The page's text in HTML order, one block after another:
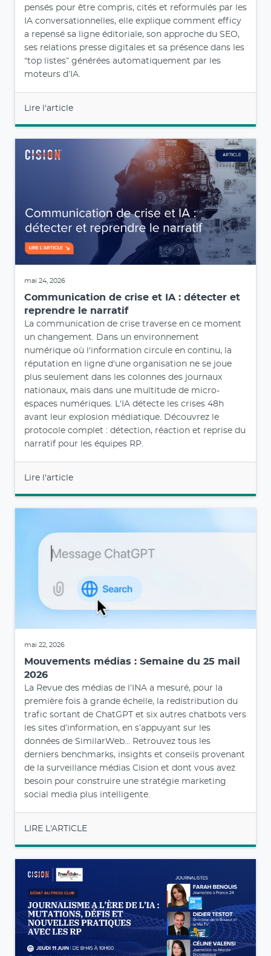
pensés pour être compris, cités et reformulés par les
IA conversationnelles, elle explique comment efficy
a repensé sa ligne éditoriale, son approche du SEO,
ses relations presse digitales et sa présence dans les
“top listes” générées automatiquement par les
moteurs d’IA.
Lire l'article
mai 24, 2026
Communication de crise et IA : détecter et
reprendre le narratif
La communication de crise traverse en ce moment
un changement. Dans un environnement
numérique où l'information circule en continu, la
réputation en ligne d'une organisation ne se joue
plus seulement dans les colonnes des journaux
nationaux, mais dans une multitude de micro-
espaces numériques. L'IA détecte les crises 48h
avant leur explosion médiatique. Découvrez le
protocole complet : détection, réaction et reprise du
narratif pour les équipes RP.
Lire l'article
mai 22, 2026
Mouvements médias : Semaine du 25 mail
2026
La Revue des médias de l’INA a mesuré, pour la
première fois à grande échelle, la redistribution du
trafic sortant de ChatGPT et six autres chatbots vers
les sites d’information, en s’appuyant sur les
données de SimilarWeb... Retrouvez tous les
derniers benchmarks, insights et conseils provenant
de la surveillance médias Cision et dont vous avez
besoin pour construire une stratégie marketing
social media plus intelligente.
LIRE L'ARTICLE